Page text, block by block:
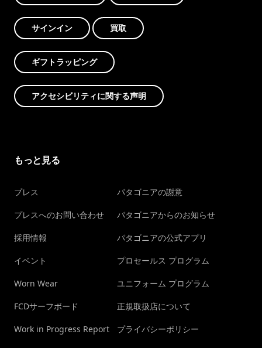
サインイン 買取
ギフトラッピング
アクセシビリティに関する声明
もっと見る
プレス
プレスへのお問い合わせ
採用情報
イベント
Worn Wear
FCDサーフボード
Work in Progress Report
パタゴニアの謝意
パタゴニアからのお知らせ
パタゴニアの公式アプリ
プロセールス プログラム
ユニフォーム プログラム
正規取扱店について
プライバシーポリシー